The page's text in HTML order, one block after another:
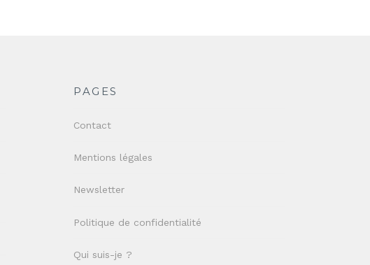
PAGES
Contact
Mentions légales
Newsletter
Politique de confidentialité
Qui suis-je ?